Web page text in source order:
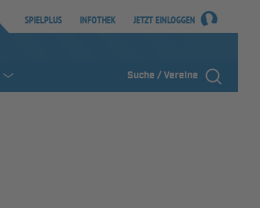
SPIELPLUS INFOTHEK JETZT EINLOGGEN
Suche / Vereine